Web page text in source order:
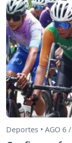
Deportes • AGO 6